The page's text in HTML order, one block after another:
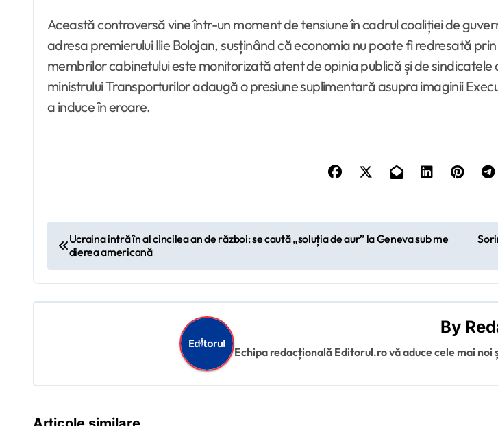
Această controversă vine într-un moment de tensiune în cadrul coaliției de
adresa premierului Ilie Bolojan, susținând că economia nu poate fi redresată
membrilor cabinetului este monitorizată atent de opinia publică și de
ministrului Transporturilor adaugă o presiune suplimentară asupra imaginii
a induce în eroare.
N
a
v
Ucraina intră în al cincilea an de război: se caută „soluția de aur” la Geneva sub me
dierea americană
By
Echipa redacțională Editorul.ro vă aduce cele mai